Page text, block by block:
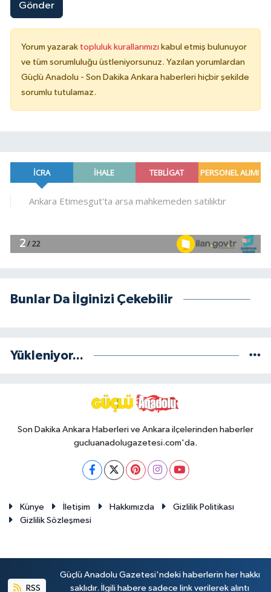
Gönder
Yorum yazarak topluluk kurallarımızı kabul etmiş bulunuyor
ve tüm sorumluluğu üstleniyorsunuz. Yazılan yorumlardan
Güçlü Anadolu - Son Dakika Ankara haberleri hiçbir şekilde
sorumlu tutulamaz.
Bunlar Da İlginizi Çekebilir
Yükleniyor...
Son Dakika Ankara Haberleri ve Ankara ilçelerinden haberler
gucluanadolugazetesi.com'da.
Künye İletişim Hakkımızda
Gizlilik Politikası
Gizlilik Sözleşmesi
RSS
Güçlü Anadolu Gazetesi'ndeki haberlerin her hakkı
saklıdır. İlgili habere sadece link verilerek alıntı